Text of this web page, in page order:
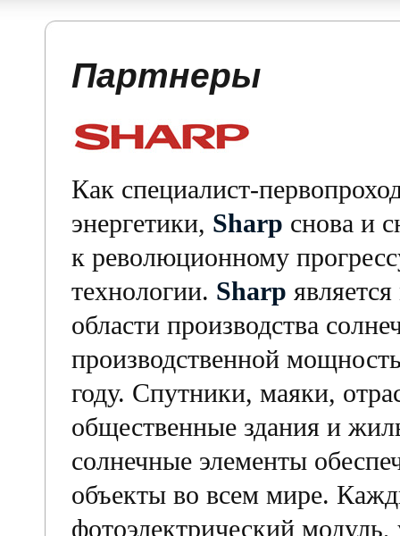
Партнеры
Как специалист-
энергетики, Sharp снова и
к революционному
технологии. Sharp
области производства
производственной
году. Спутники, маяки,
общественные здания и
солнечные элементы
объекты во всем мире.
фотоэлектрический